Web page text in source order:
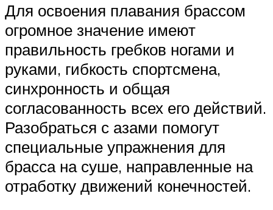
Для освоения плавания брассом
огромное значение имеют
правильность гребков ногами и
руками, гибкость спортсмена,
синхронность и общая
согласованность всех его действий.
Разобраться с азами помогут
специальные упражнения для
брасса на суше, направленные на
отработку движений конечностей.